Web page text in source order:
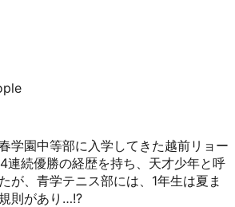
学園中等部に入学してきた越前リョー
連続優勝の経歴を持ち、天才少年と呼
が、青学テニス部には、1年生は夏ま
則があり…!?